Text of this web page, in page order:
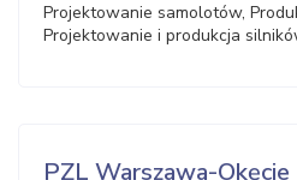
Projektowanie samolotów,
Projektowanie i produkcja
PZL Warszawa-Okęcie